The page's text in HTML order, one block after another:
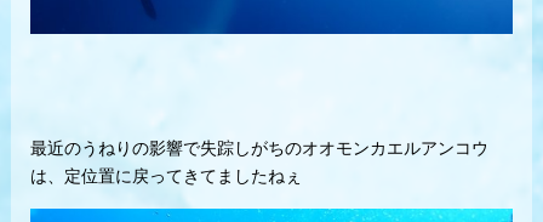
最近のうねりの影響で失踪しがちのオオモンカエルアンコウ
は、定位置に戻ってきてましたねぇ